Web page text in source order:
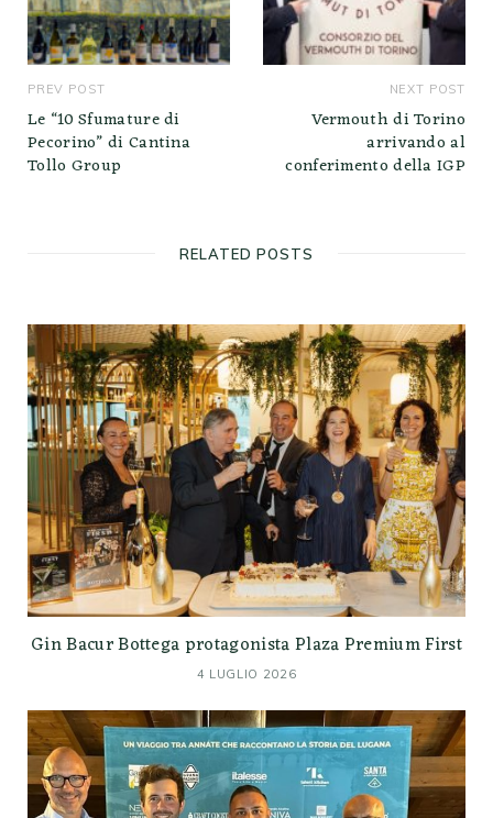
PREV POST
Le “10 Sfumature di
Pecorino” di Cantina
Tollo Group
NEXT POST
Vermouth di Torino
arrivando al
conferimento della IGP
RELATED POSTS
Gin Bacur Bottega protagonista Plaza Premium First
4 LUGLIO 2026